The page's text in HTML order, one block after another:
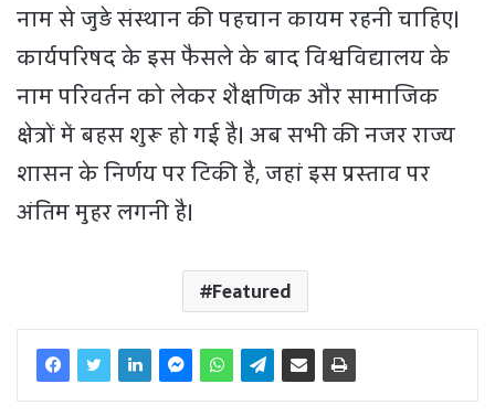
नाम से जुड़े संस्थान की पहचान कायम रहनी चाहिए।
कार्यपरिषद के इस फैसले के बाद विश्वविद्यालय के
नाम परिवर्तन को लेकर शैक्षणिक और सामाजिक
क्षेत्रों में बहस शुरू हो गई है। अब सभी की नजर राज्य
शासन के निर्णय पर टिकी है, जहां इस प्रस्ताव पर
अंतिम मुहर लगनी है।
Featured